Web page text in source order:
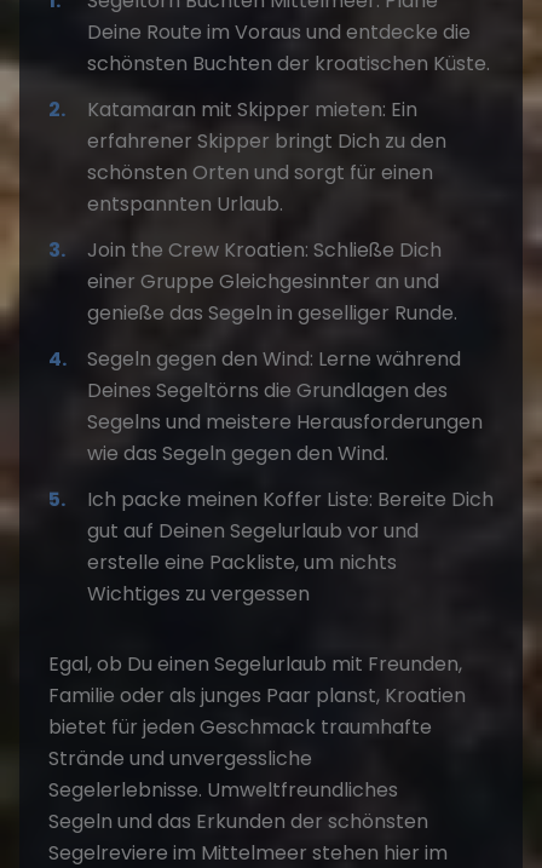
Deine Route im Voraus und entdecke die
schönsten Buchten der kroatischen Küste.
Katamaran mit Skipper mieten: Ein
erfahrener Skipper bringt Dich zu den
schönsten Orten und sorgt für einen
entspannten Urlaub.
Join the Crew Kroatien: Schließe Dich
einer Gruppe Gleichgesinnter an und
genieße das Segeln in geselliger Runde.
Segeln gegen den Wind: Lerne während
Deines Segeltörns die Grundlagen des
Segelns und meistere Herausforderungen
wie das Segeln gegen den Wind.
Ich packe meinen Koffer Liste: Bereite Dich
gut auf Deinen Segelurlaub vor und
erstelle eine Packliste, um nichts
Wichtiges zu vergessen
Egal, ob Du einen Segelurlaub mit Freunden,
Familie oder als junges Paar planst, Kroatien
bietet für jeden Geschmack traumhafte
Strände und unvergessliche
Segelerlebnisse. Umweltfreundliches
Segeln und das Erkunden der schönsten
Segelreviere im Mittelmeer stehen hier im